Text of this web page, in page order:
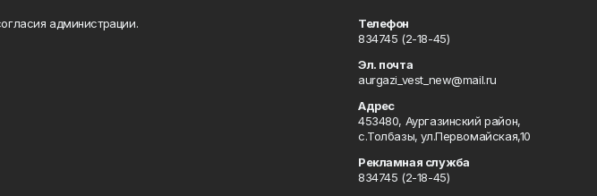
администрации.
Телефон
834745 (2-18-45)
Эл. почта
aurgazi_vest_new@mail.ru
Адрес
453480, Аургазинский район,
с.Толбазы, ул.Первомайская,10
Рекламная служба
834745 (2-18-45)